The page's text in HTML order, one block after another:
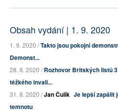
Obsah vydání | 1. 9. 2020
1. 9. 2020 /Takto jsou pokojní
Demonst...
28. 8. 2020 /Rozhovor Britských listů
těžkého invali...
31. 8. 2020 /Jan Čulík Je lepší zapálit
temnotu